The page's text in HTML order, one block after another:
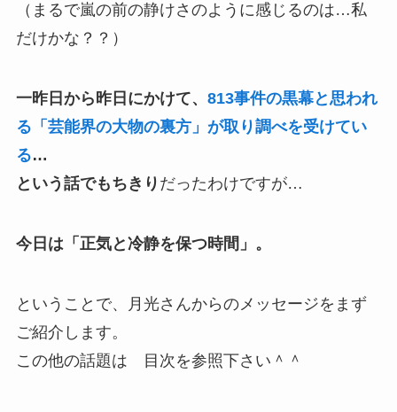
（まるで嵐の前の静けさのように感じるのは…私
だけかな？？）
一昨日から昨日にかけて、 813事件の黒幕と思われ
る「芸能界の大物の裏方」が取り調べを受けてい
る…
という話でもちきり だったわけですが…
今日は「正気と冷静を保つ時間」。
ということで、月光さんからのメッセージをまず
ご紹介します。
この他の話題は 目次を参照下さい＾＾